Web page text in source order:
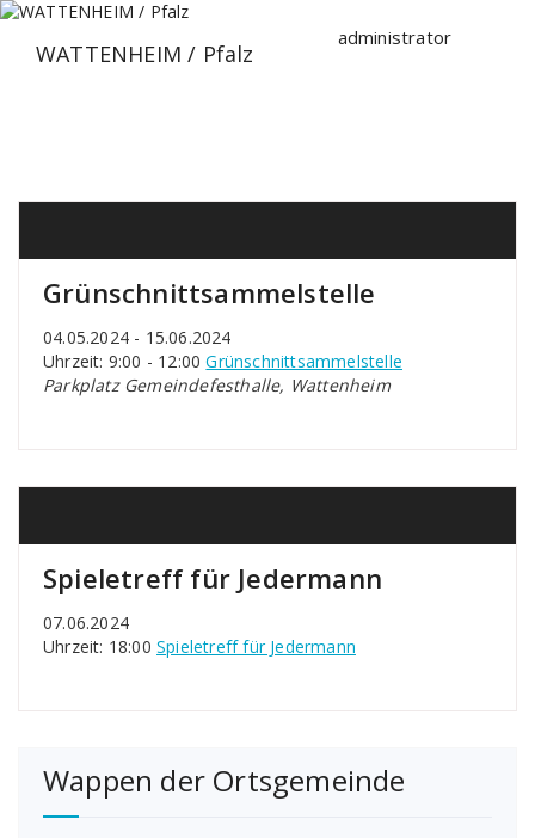
Zum
springenWATTENHEIM / Pfalz
administrator
Grünschnittsammelstelle
04.05.2024 - 15.06.2024
Uhrzeit: 9:00 - 12:00Grünschnittsammelstelle
Parkplatz Gemeindefesthalle, Wattenheim
Spieletreff für Jedermann
07.06.2024
Uhrzeit: 18:00 Spieletreff für Jedermann
Wappen der Ortsgemeinde